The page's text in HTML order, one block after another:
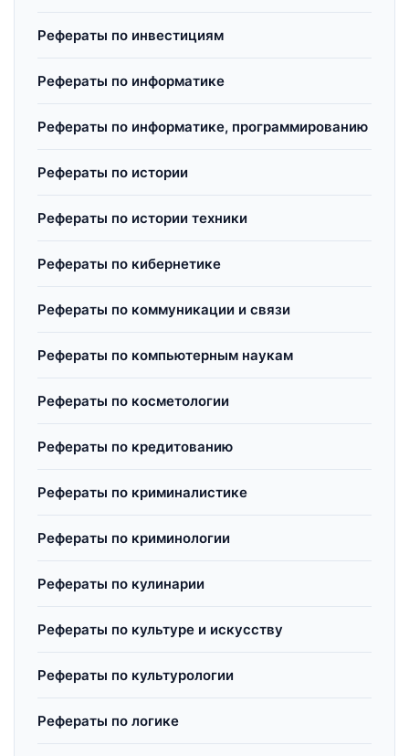
Рефераты по инвестициям
Рефераты по информатике
Рефераты по информатике, программированию
Рефераты по истории
Рефераты по истории техники
Рефераты по кибернетике
Рефераты по коммуникации и связи
Рефераты по компьютерным наукам
Рефераты по косметологии
Рефераты по кредитованию
Рефераты по криминалистике
Рефераты по криминологии
Рефераты по кулинарии
Рефераты по культуре и искусству
Рефераты по культурологии
Рефераты по логике